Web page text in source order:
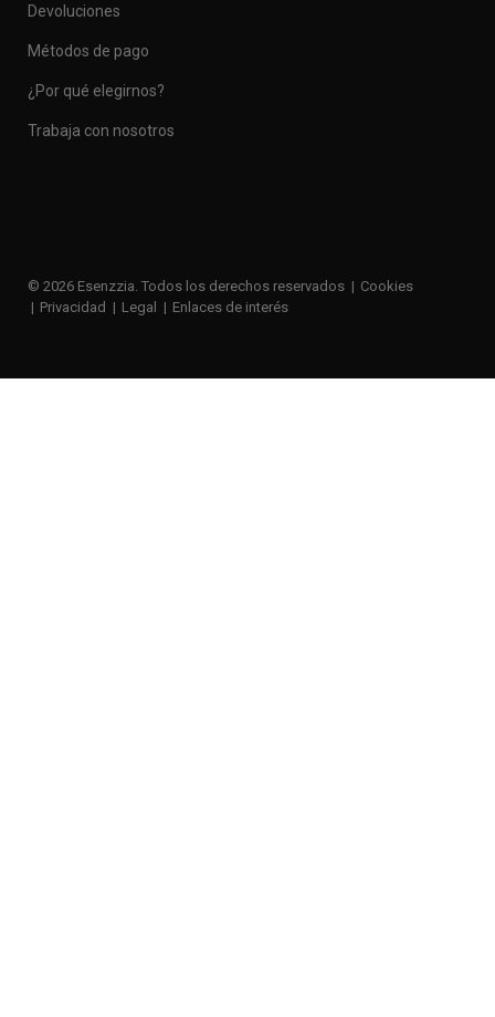
Devoluciones
Métodos de pago
¿Por qué elegirnos?
Trabaja con nosotros
© 2026 Esenzzia. Todos los derechos reservados
Cookies
Privacidad
Legal Enlaces de interés